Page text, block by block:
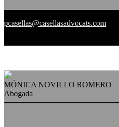
pcasellas@casellasadvocats.com
MÓNICA NOVILLO ROMERO
Abogada